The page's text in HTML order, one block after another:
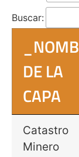
Buscar:
DE LA
CAPA
Catastro
Minero